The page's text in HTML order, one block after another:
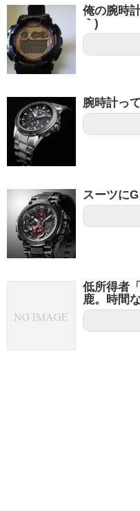
俺の腕時
｀)
腕時計っ
スーツに
低所得者
鹿。時間